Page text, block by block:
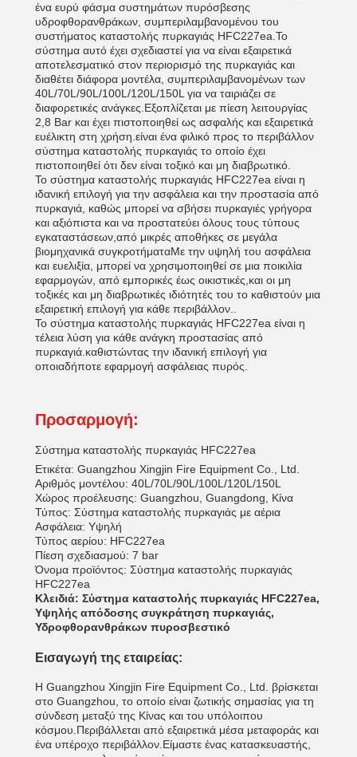
ένα ευρύ φάσμα συστημάτων πυρόσβεσης
υδροφθορανθράκων, συμπεριλαμβανομένου του
συστήματος καταστολής πυρκαγιάς HFC227ea.Το
σύστημα αυτό έχει σχεδιαστεί για να είναι εξαιρετικά
αποτελεσματικό στον περιορισμό της πυρκαγιάς και
διαθέτει διάφορα μοντέλα, συμπεριλαμβανομένων των
40L/70L/90L/100L/120L/150L για να ταιριάζει σε
διαφορετικές ανάγκες.Εξοπλίζεται με πίεση λειτουργίας
2,8 Bar και έχει πιστοποιηθεί ως ασφαλής και εξαιρετικά
ευέλικτη στη χρήση.είναι ένα φιλικό προς το περιβάλλον
σύστημα καταστολής πυρκαγιάς το οποίο έχει
πιστοποιηθεί ότι δεν είναι τοξικό και μη διαβρωτικό.
Το σύστημα καταστολής πυρκαγιάς HFC227ea είναι η
ιδανική επιλογή για την ασφάλεια και την προστασία από
πυρκαγιά, καθώς μπορεί να σβήσει πυρκαγιές γρήγορα
και αξιόπιστα και να προστατεύει όλους τους τύπους
εγκαταστάσεων,από μικρές αποθήκες σε μεγάλα
βιομηχανικά συγκροτήματαΜε την υψηλή του ασφάλεια
και ευελιξία, μπορεί να χρησιμοποιηθεί σε μια ποικιλία
εφαρμογών, από εμπορικές έως οικιστικές,και οι μη
τοξικές και μη διαβρωτικές ιδιότητές του το καθιστούν μια
εξαιρετική επιλογή για κάθε περιβάλλον..
Το σύστημα καταστολής πυρκαγιάς HFC227ea είναι η
τέλεια λύση για κάθε ανάγκη προστασίας από
πυρκαγιά.καθιστώντας την ιδανική επιλογή για
οποιαδήποτε εφαρμογή ασφάλειας πυρός.
Προσαρμογή:
Σύστημα καταστολής πυρκαγιάς HFC227ea
Ετικέτα: Guangzhou Xingjin Fire Equipment Co., Ltd.
Αριθμός μοντέλου: 40L/70L/90L/100L/120L/150L
Χώρος προέλευσης: Guangzhou, Guangdong, Κίνα
Τύπος: Σύστημα καταστολής πυρκαγιάς με αέρια
Ασφάλεια: Υψηλή
Τύπος αερίου: HFC227ea
Πίεση σχεδιασμού: 7 bar
Όνομα προϊόντος: Σύστημα καταστολής πυρκαγιάς
HFC227ea
Κλειδιά: Σύστημα καταστολής πυρκαγιάς HFC227ea,
Υψηλής απόδοσης συγκράτηση πυρκαγιάς,
Υδροφθορανθράκων πυροσβεστικό
Εισαγωγή της εταιρείας:
Η Guangzhou Xingjin Fire Equipment Co., Ltd. βρίσκεται
στο Guangzhou, το οποίο είναι ζωτικής σημασίας για τη
σύνδεση μεταξύ της Κίνας και του υπόλοιπου
κόσμου.Περιβάλλεται από εξαιρετικά μέσα μεταφοράς και
ένα υπέροχο περιβάλλον.Είμαστε ένας κατασκευαστής,